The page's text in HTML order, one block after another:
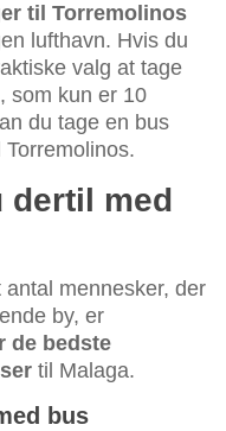
til Torremolinos
lufthavn. Hvis du
valg at tage
som kun er 10
du tage en bus
dertil med
mennesker, der
by, er
de bedste
til Malaga.
bus